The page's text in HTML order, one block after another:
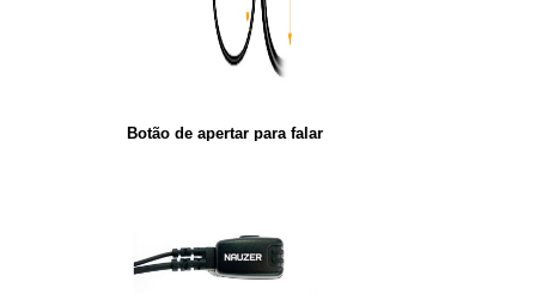
Botão de apertar para falar